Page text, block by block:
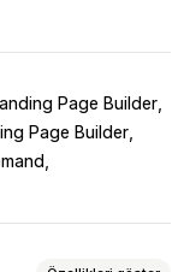
Page Builder
Page Builder